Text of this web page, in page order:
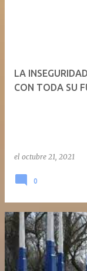
LA
CON TODA SU
el octubre 21, 2021
0